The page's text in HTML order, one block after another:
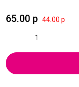
65.00 р 44.00 р